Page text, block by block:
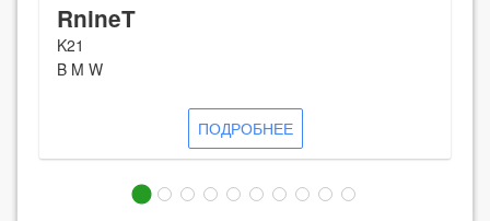
RnineT
K21
B M W
ПОДРОБНЕЕ